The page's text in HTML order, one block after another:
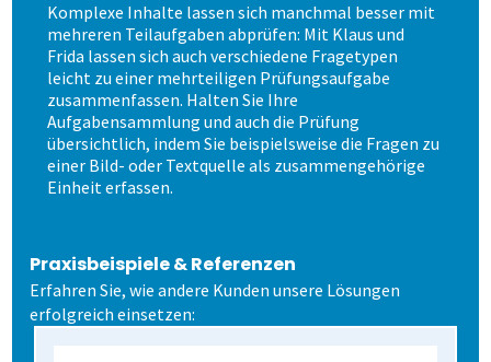
Wahlen
Weitere Befragungsprozesse
Freitextantworten erfassen
Zusammenhänge erkennen
Daten weiterverarbeiten
QuestorPro
Demoversion
Schulungen
Einstieg
Fortgeschritten
Extras
Mehrsprachige Fragebögen
Audit-Log
Dienstleistungen
Komplexe Inhalte lassen sich manchmal besser mit
mehreren Teilaufgaben abprüfen: Mit Klaus und
Frida lassen sich auch verschiedene Fragetypen
leicht zu einer mehrteiligen Prüfungsaufgabe
zusammenfassen. Halten Sie Ihre
Aufgabensammlung und auch die Prüfung
übersichtlich, indem Sie beispielsweise die Fragen zu
einer Bild- oder Textquelle als zusammengehörige
Einheit erfassen.
Praxisbeispiele & Referenzen
Erfahren Sie, wie andere Kunden unsere Lösungen
erfolgreich einsetzen: